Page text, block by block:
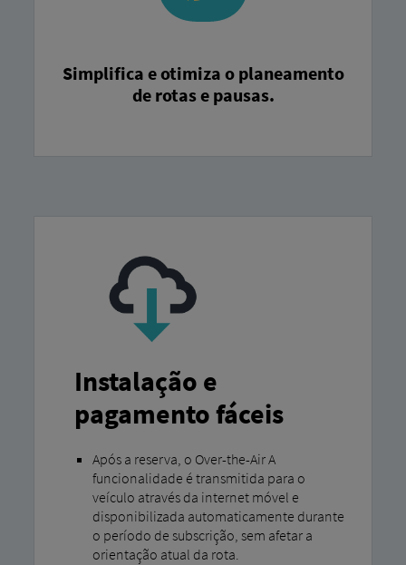
Simplifica e otimiza o planeamento
de rotas e pausas.
Instalação e
pagamento fáceis
Após a reserva, o Over-the-Air A
funcionalidade é transmitida para o
veículo através da internet móvel e
disponibilizada automaticamente durante
o período de subscrição, sem afetar a
orientação atual da rota.